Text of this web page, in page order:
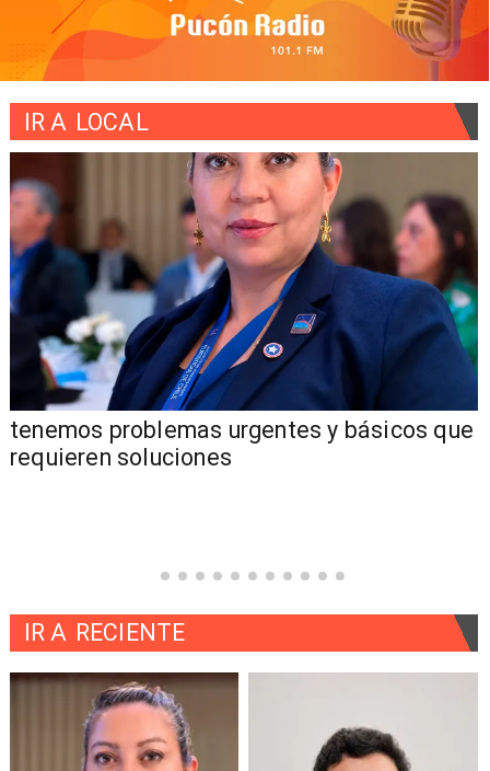
IR A LOCAL
tenemos problemas urgentes y básicos que
requieren soluciones
IR A RECIENTE